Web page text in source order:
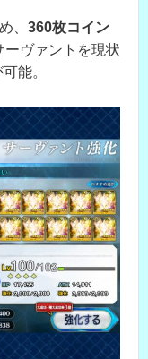
、 360枚コイン
ーヴァントを現状
能。